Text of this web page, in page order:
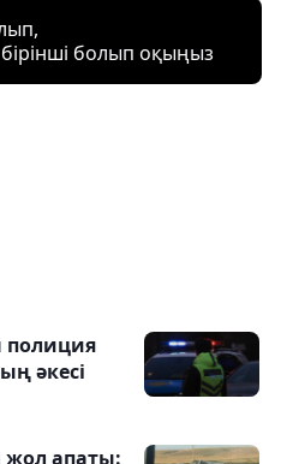
болып оқыңыз
полиция
әкесі
апаты: